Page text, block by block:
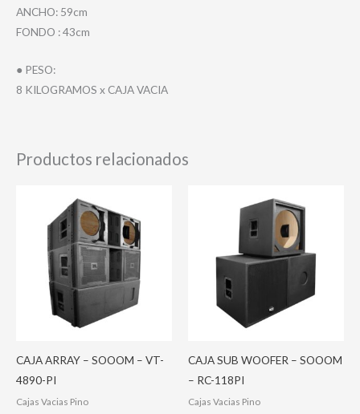
ANCHO: 59cm
FONDO : 43cm
● PESO:
8 KILOGRAMOS x CAJA VACIA
Productos relacionados
CAJA ARRAY – SOOOM – VT-
4890-PI
Cajas Vacias Pino
CAJA SUB WOOFER – SOOOM
– RC-118PI
Cajas Vacias Pino